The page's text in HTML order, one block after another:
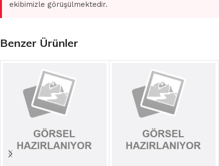
ekibimizle görüşülmektedir.
Benzer Ürünler